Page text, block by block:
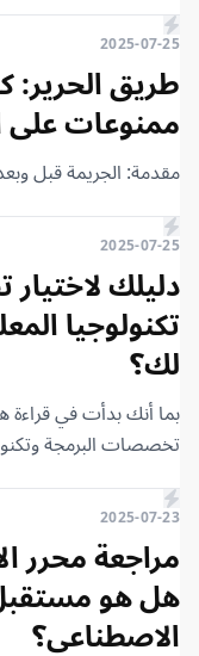
2025-07-25
طريق الحرير:
ممنوعات على
مقدمة: الجريمة قبل
2025-07-25
دليلك
تكنولوجيا
لك؟
بما أنك بدأت في قراءة
تخصصات البرمجة
سنقدم نبذة مختصرة عن
بعد إكمال الدراسة
من هذا المقال إلا إن
2025-07-23
هل هو مستقبل
الاصطناعي؟